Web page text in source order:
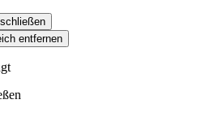
schließen
entfernen